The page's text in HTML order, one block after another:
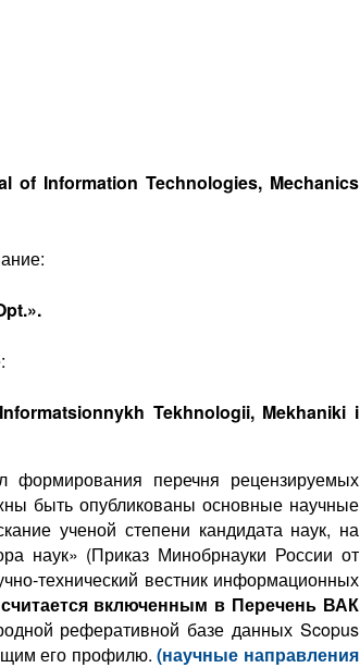
of Information Technologies, Mechanics
Tekhnologii, Mekhaniki i
перечня рецензируемых
быть опубликованы основные научные
ученой степени кандидата наук, на
наук» (Приказ Минобрнауки России от
технический вестник информационных
считается включенным в Перечень ВАК
реферативной базе данных Scopus
его профилю.(научные направления